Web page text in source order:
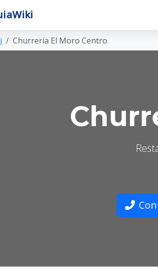
Churrería El Moro Centro